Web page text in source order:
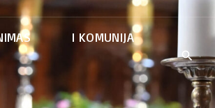
I KOMUNIJA